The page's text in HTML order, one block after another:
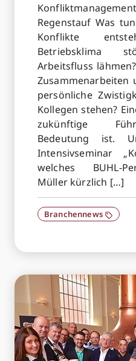
Regenstauf Was
Konflikte
Betriebsklima
Arbeitsfluss
persönliche
Kollegen stehen?
zukünftige
Bedeutung ist.
Intensivseminar
welches BUHL-
Müller kürzlich […]
Branchennews